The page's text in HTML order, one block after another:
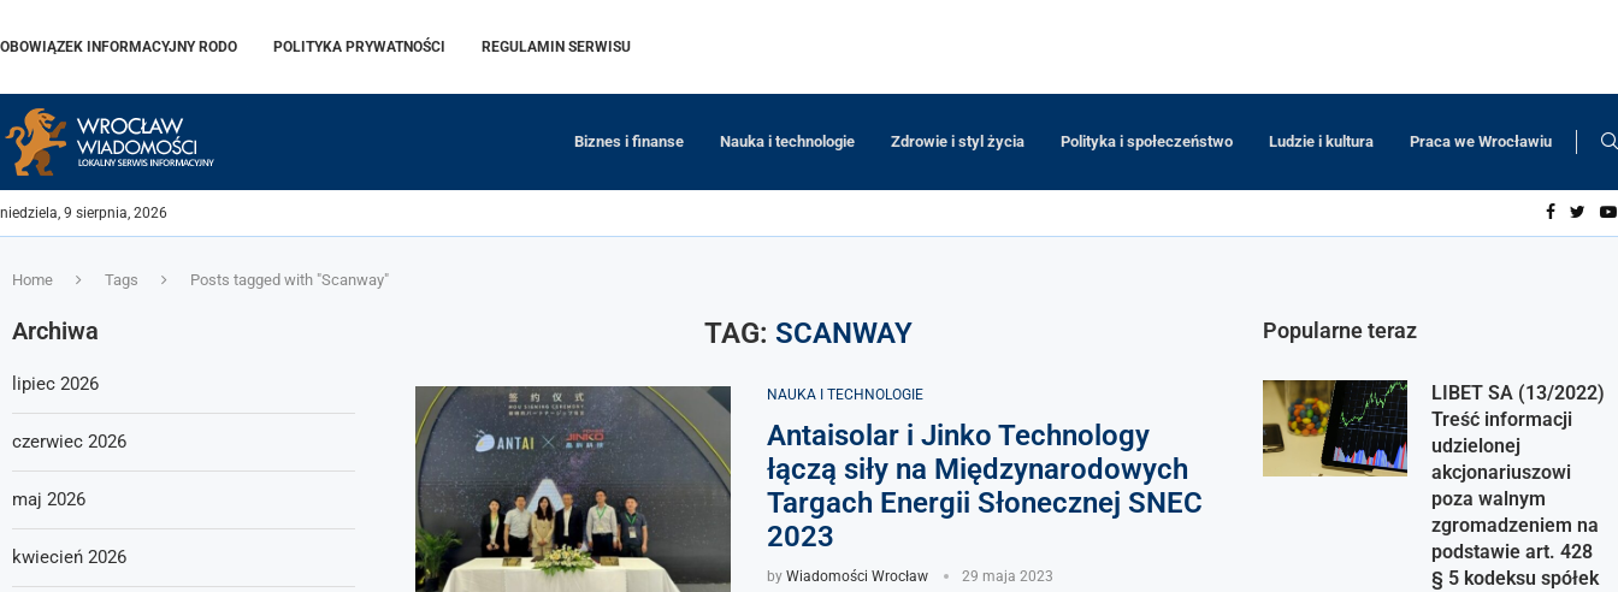
OBOWIĄZEK INFORMACYJNY RODO POLITYKA PRYWATNOŚCI REGULAMIN SERWISU
Biznes i finanse Nauka i technologie Zdrowie i styl życia Polityka i społeczeństwo Ludzie i kultura Praca we Wrocławiu
niedziela, 9 sierpnia, 2026
Home Tags Posts tagged with "Scanway"
TAG:SCANWAY
NAUKA I TECHNOLOGIE
Antaisolar i Jinko Technology
łączą siły na Międzynarodowych
Targach Energii Słonecznej SNEC
2023
by Wiadomości Wrocław 29 maja 2023
Popularne teraz
LIBET SA (13/2022)
Treść informacji
udzielonej
akcjonariuszowi
poza walnym
zgromadzeniem na
podstawie art. 428
§ 5 kodeksu spółek
Archiwa
lipiec 2026
czerwiec 2026
maj 2026
kwiecień 2026